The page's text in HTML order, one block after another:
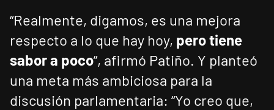
“Realmente, digamos, es una mejora
respecto a lo que hay hoy, pero tiene
sabor a poco”, afirmó Patiño. Y planteó
una meta más ambiciosa para la
discusión parlamentaria: “Yo creo que,